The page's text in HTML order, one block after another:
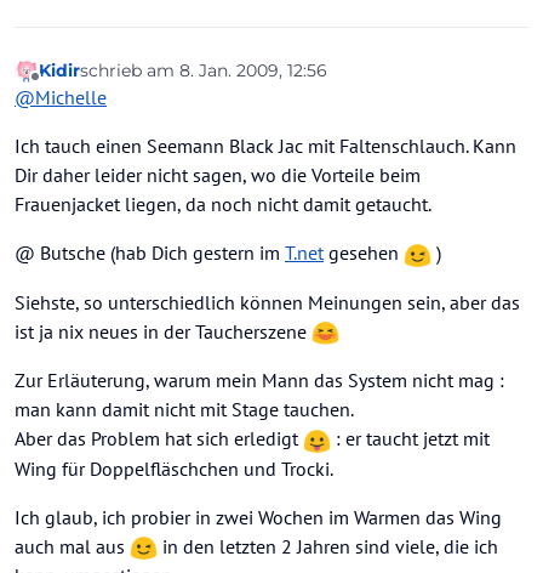
Offline
Kidirschrieb am 8. Jan. 2009, 12:56
zuletzt editiert von
@Michelle
Ich tauch einen Seemann Black Jac mit Faltenschlauch. Kann
Dir daher leider nicht sagen, wo die Vorteile beim
Frauenjacket liegen, da noch nicht damit getaucht.
@ Butsche (hab Dich gestern im T.netgesehen )
Siehste, so unterschiedlich können Meinungen sein, aber das
ist ja nix neues in der Taucherszene
Zur Erläuterung, warum mein Mann das System nicht mag :
man kann damit nicht mit Stage tauchen.
Aber das Problem hat sich erledigt
: er taucht jetzt mit
Wing für Doppelfläschchen und Trocki.
Ich glaub, ich probier in zwei Wochen im Warmen das Wing
auch mal aus
in den letzten 2 Jahren sind viele, die ich